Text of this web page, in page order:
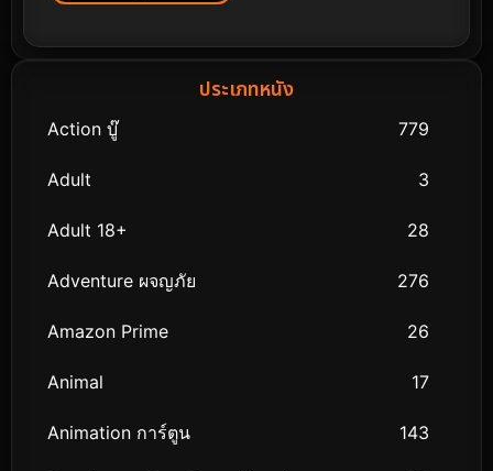
ประเภทหนัง
Action บู๊ 779
Adult 3
Adult 18+ 28
Adventure ผจญภัย 276
Amazon Prime 26
Animal 17
Animation การ์ตูน 143